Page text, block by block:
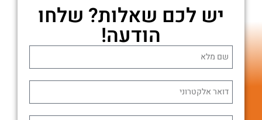
יש לכם שאלות? שלחו
הודעה!